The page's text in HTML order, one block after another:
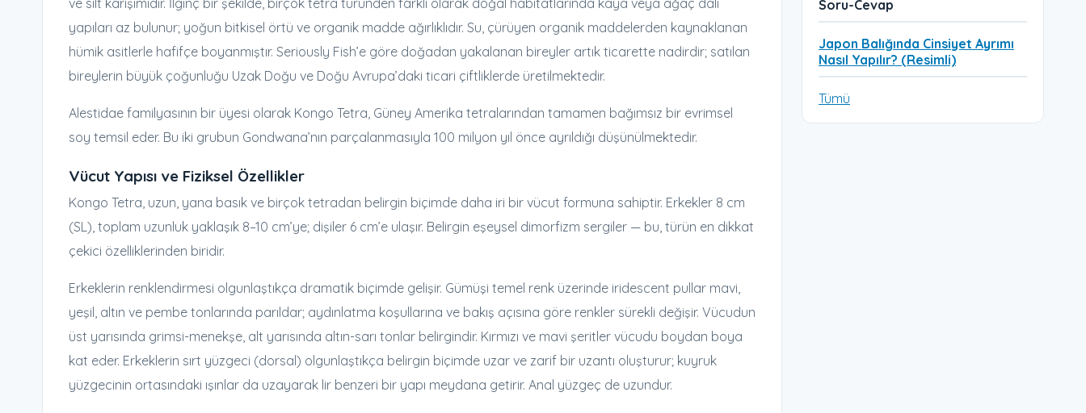
ve silt karışımıdır. İlginç bir şekilde, birçok tetra türünden farklı olarak doğal habitatlarında kaya veya ağaç dalı
yapıları az bulunur; yoğun bitkisel örtü ve organik madde ağırlıklıdır. Su, çürüyen organik maddelerden kaynaklanan
hümik asitlerle hafifçe boyanmıştır. Seriously Fish’e göre doğadan yakalanan bireyler artık ticarette nadirdir; satılan
bireylerin büyük çoğunluğu Uzak Doğu ve Doğu Avrupa’daki ticari çiftliklerde üretilmektedir.
Alestidae familyasının bir üyesi olarak Kongo Tetra, Güney Amerika tetralarından tamamen bağımsız bir evrimsel
soy temsil eder. Bu iki grubun Gondwana’nın parçalanmasıyla 100 milyon yıl önce ayrıldığı düşünülmektedir.
Vücut Yapısı ve Fiziksel Özellikler
Kongo Tetra, uzun, yana basık ve birçok tetradan belirgin biçimde daha iri bir vücut formuna sahiptir. Erkekler 8 cm
(SL), toplam uzunluk yaklaşık 8–10 cm’ye; dişiler 6 cm’e ulaşır. Belirgin eşeysel dimorfizm sergiler — bu, türün en dikkat
çekici özelliklerinden biridir.
Erkeklerin renklendirmesi olgunlaştıkça dramatik biçimde gelişir. Gümüşi temel renk üzerinde iridescent pullar mavi,
yeşil, altın ve pembe tonlarında parıldar; aydınlatma koşullarına ve bakış açısına göre renkler sürekli değişir. Vücudun
üst yarısında grimsi-menekşe, alt yarısında altın-sarı tonlar belirgindir. Kırmızı ve mavi şeritler vücudu boydan boya
kat eder. Erkeklerin sırt yüzgeci (dorsal) olgunlaştıkça belirgin biçimde uzar ve zarif bir uzantı oluşturur; kuyruk
yüzgecinin ortasındaki ışınlar da uzayarak lir benzeri bir yapı meydana getirir. Anal yüzgeç de uzundur.
Soru-Cevap
Japon Balığında Cinsiyet Ayrımı
Nasıl Yapılır? (Resimli)
Tümü